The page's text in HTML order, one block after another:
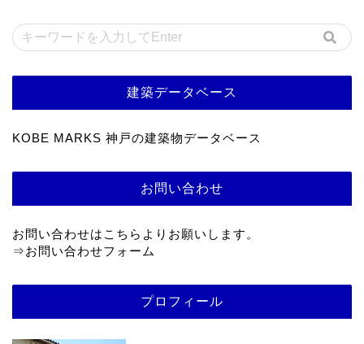
建築データベース
KOBE MARKS 神戸の建築物データベース
お問い合わせ
お問い合わせはこちらよりお願いします。
⇒お問い合わせフォーム
プロフィール